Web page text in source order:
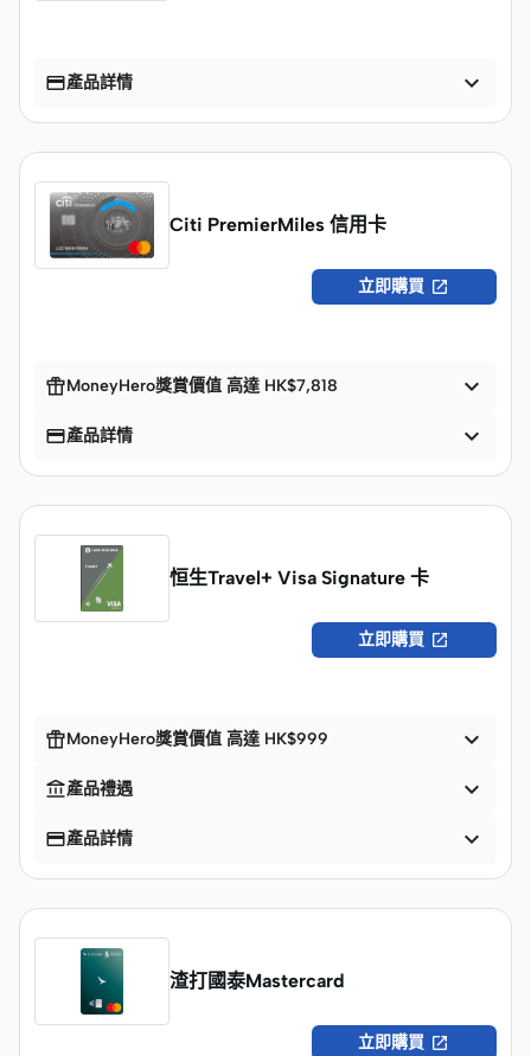
產品詳情 
Citi PremierMiles 信用卡
立即購買 
MoneyHero獎賞價值 高達 HK$7,818 
產品詳情 
恒生Travel+ Visa Signature 卡
立即購買 
MoneyHero獎賞價值 高達 HK$999 
產品禮遇 
產品詳情 
渣打國泰Mastercard
立即購買 